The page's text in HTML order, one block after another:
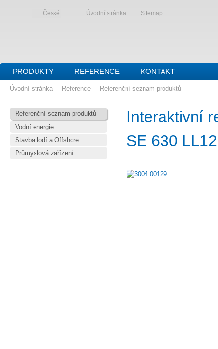
České Úvodní stránka Sitemap
PRODUKTY REFERENCE KONTAKT
Úvodní stránka Reference Referenční seznam produktů
Referenční seznam produktů
Vodní energie
Stavba lodí a Offshore
Průmyslová zařízení
Interaktivní
SE 630 LL12